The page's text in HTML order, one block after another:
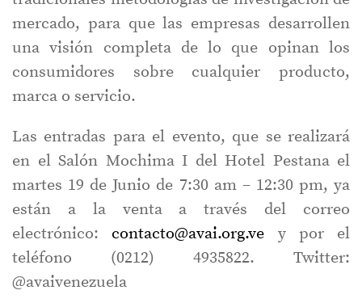
mercado, para que las empresas desarrollen
una visión completa de lo que opinan los
consumidores sobre cualquier producto,
marca o servicio.
Las entradas para el evento, que se realizará
en el Salón Mochima I del Hotel Pestana el
martes 19 de Junio de 7:30 am – 12:30 pm, ya
están a la venta a través del correo
electrónico: contacto@avai.org.ve y por el
teléfono (0212) 4935822. Twitter:
@avaivenezuela